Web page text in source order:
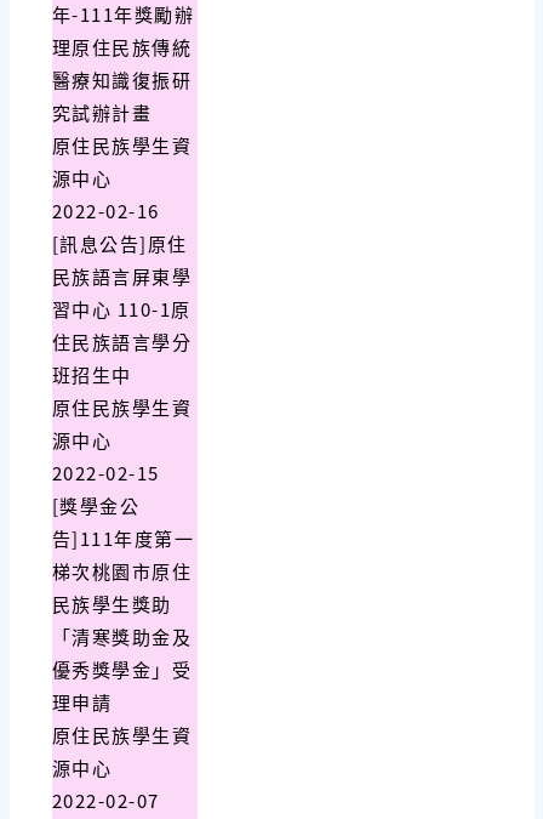
年-111年獎勵辦
理原住民族傳統
醫療知識復振研
究試辦計畫
原住民族學生資
源中心
2022-02-16
[訊息公告]原住
民族語言屏東學
習中心 110-1原
住民族語言學分
班招生中
原住民族學生資
源中心
2022-02-15
[獎學金公
告]111年度第一
梯次桃園市原住
民族學生獎助
「清寒獎助金及
優秀獎學金」受
理申請
原住民族學生資
源中心
2022-02-07